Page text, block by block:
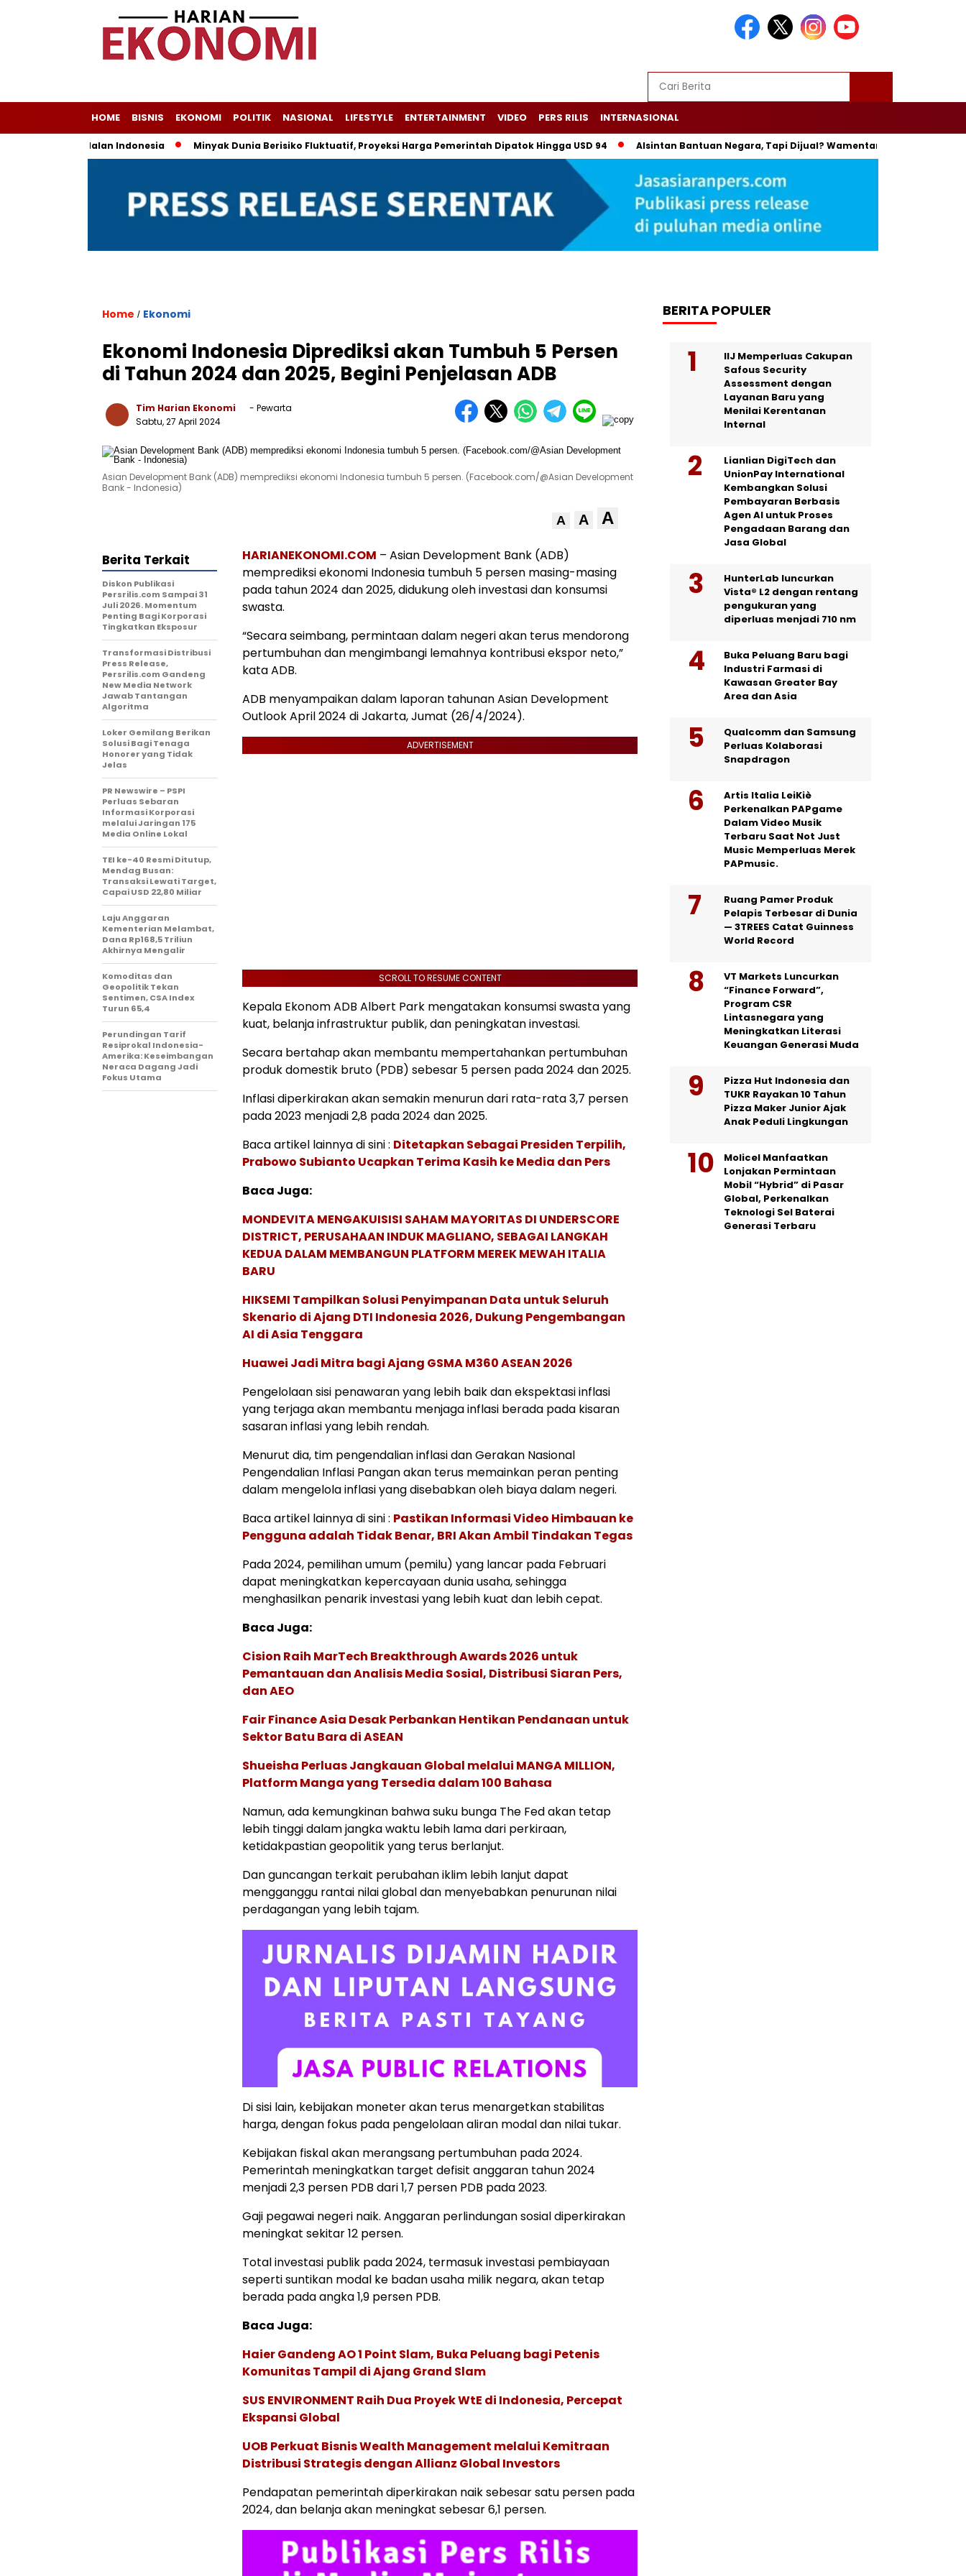
HOME BISNIS EKONOMI POLITIK NASIONAL LIFESTYLE ENTERTAINMENT VIDEO PERS RILIS INTERNASIONAL
Jadi Andalan Indonesia Minyak Dunia Berisiko Fluktuatif, Proyeksi Harga Pemerintah Dipatok Hingga USD 94 Alsintan Bantuan Negara, Tapi Dijual? Wamentan: Itu Bisa Dipenjara
Home / Ekonomi
Ekonomi Indonesia Diprediksi akan Tumbuh 5 Persen
di Tahun 2024 dan 2025, Begini Penjelasan ADB
Tim Harian Ekonomi
- Pewarta
Sabtu, 27 April 2024
Asian Development Bank (ADB) memprediksi ekonomi Indonesia tumbuh 5 persen. (Facebook.com/@Asian Development
Bank - Indonesia)
A A A
HARIANEKONOMI.COM – Asian Development Bank (ADB)
memprediksi ekonomi Indonesia tumbuh 5 persen masing-masing
pada tahun 2024 dan 2025, didukung oleh investasi dan konsumsi
swasta.
“Secara seimbang, permintaan dalam negeri akan terus mendorong
pertumbuhan dan mengimbangi lemahnya kontribusi ekspor neto,”
kata ADB.
ADB menyampaikan dalam laporan tahunan Asian Development
Outlook April 2024 di Jakarta, Jumat (26/4/2024).
ADVERTISEMENT
SCROLL TO RESUME CONTENT
Kepala Ekonom ADB Albert Park mengatakan konsumsi swasta yang
kuat, belanja infrastruktur publik, dan peningkatan investasi.
Secara bertahap akan membantu mempertahankan pertumbuhan
produk domestik bruto (PDB) sebesar 5 persen pada 2024 dan 2025.
Inflasi diperkirakan akan semakin menurun dari rata-rata 3,7 persen
pada 2023 menjadi 2,8 pada 2024 dan 2025.
Baca artikel lainnya di sini : Ditetapkan Sebagai Presiden Terpilih,
Prabowo Subianto Ucapkan Terima Kasih ke Media dan Pers
Baca Juga:
MONDEVITA MENGAKUISISI SAHAM MAYORITAS DI UNDERSCORE
DISTRICT, PERUSAHAAN INDUK MAGLIANO, SEBAGAI LANGKAH
KEDUA DALAM MEMBANGUN PLATFORM MEREK MEWAH ITALIA
BARU
HIKSEMI Tampilkan Solusi Penyimpanan Data untuk Seluruh
Skenario di Ajang DTI Indonesia 2026, Dukung Pengembangan
AI di Asia Tenggara
Huawei Jadi Mitra bagi Ajang GSMA M360 ASEAN 2026
Pengelolaan sisi penawaran yang lebih baik dan ekspektasi inflasi
yang terjaga akan membantu menjaga inflasi berada pada kisaran
sasaran inflasi yang lebih rendah.
Menurut dia, tim pengendalian inflasi dan Gerakan Nasional
Pengendalian Inflasi Pangan akan terus memainkan peran penting
dalam mengelola inflasi yang disebabkan oleh biaya dalam negeri.
Baca artikel lainnya di sini : Pastikan Informasi Video Himbauan ke
Pengguna adalah Tidak Benar, BRI Akan Ambil Tindakan Tegas
Pada 2024, pemilihan umum (pemilu) yang lancar pada Februari
dapat meningkatkan kepercayaan dunia usaha, sehingga
menghasilkan penarik investasi yang lebih kuat dan lebih cepat.
Baca Juga:
Cision Raih MarTech Breakthrough Awards 2026 untuk
Pemantauan dan Analisis Media Sosial, Distribusi Siaran Pers,
dan AEO
Fair Finance Asia Desak Perbankan Hentikan Pendanaan untuk
Sektor Batu Bara di ASEAN
Shueisha Perluas Jangkauan Global melalui MANGA MILLION,
Platform Manga yang Tersedia dalam 100 Bahasa
Namun, ada kemungkinan bahwa suku bunga The Fed akan tetap
lebih tinggi dalam jangka waktu lebih lama dari perkiraan,
ketidakpastian geopolitik yang terus berlanjut.
Dan guncangan terkait perubahan iklim lebih lanjut dapat
mengganggu rantai nilai global dan menyebabkan penurunan nilai
perdagangan yang lebih tajam.
Di sisi lain, kebijakan moneter akan terus menargetkan stabilitas
harga, dengan fokus pada pengelolaan aliran modal dan nilai tukar.
Kebijakan fiskal akan merangsang pertumbuhan pada 2024.
Pemerintah meningkatkan target defisit anggaran tahun 2024
menjadi 2,3 persen PDB dari 1,7 persen PDB pada 2023.
Gaji pegawai negeri naik. Anggaran perlindungan sosial diperkirakan
meningkat sekitar 12 persen.
Total investasi publik pada 2024, termasuk investasi pembiayaan
seperti suntikan modal ke badan usaha milik negara, akan tetap
berada pada angka 1,9 persen PDB.
Baca Juga:
Haier Gandeng AO 1 Point Slam, Buka Peluang bagi Petenis
Komunitas Tampil di Ajang Grand Slam
SUS ENVIRONMENT Raih Dua Proyek WtE di Indonesia, Percepat
Ekspansi Global
UOB Perkuat Bisnis Wealth Management melalui Kemitraan
Distribusi Strategis dengan Allianz Global Investors
Pendapatan pemerintah diperkirakan naik sebesar satu persen pada
2024, dan belanja akan meningkat sebesar 6,1 persen.
Berita Terkait
Diskon Publikasi
Persrilis.com Sampai 31
Juli 2026. Momentum
Penting Bagi Korporasi
Tingkatkan Eksposur
Transformasi Distribusi
Press Release,
Persrilis.com Gandeng
New Media Network
Jawab Tantangan
Algoritma
Loker Gemilang Berikan
Solusi Bagi Tenaga
Honorer yang Tidak
Jelas
PR Newswire – PSPI
Perluas Sebaran
Informasi Korporasi
melalui Jaringan 175
Media Online Lokal
TEI ke-40 Resmi Ditutup,
Mendag Busan:
Transaksi Lewati Target,
Capai USD 22,80 Miliar
Laju Anggaran
Kementerian Melambat,
Dana Rp168,5 Triliun
Akhirnya Mengalir
Komoditas dan
Geopolitik Tekan
Sentimen, CSA Index
Turun 65,4
Perundingan Tarif
Resiprokal Indonesia-
Amerika: Keseimbangan
Neraca Dagang Jadi
Fokus Utama
BERITA POPULER
IIJ Memperluas Cakupan
Safous Security
Assessment dengan
Layanan Baru yang
Menilai Kerentanan
Internal
Lianlian DigiTech dan
UnionPay International
Kembangkan Solusi
Pembayaran Berbasis
Agen AI untuk Proses
Pengadaan Barang dan
Jasa Global
HunterLab luncurkan
Vista® L2 dengan rentang
pengukuran yang
diperluas menjadi 710 nm
Buka Peluang Baru bagi
Industri Farmasi di
Kawasan Greater Bay
Area dan Asia
Qualcomm dan Samsung
Perluas Kolaborasi
Snapdragon
Artis Italia LeiKiè
Perkenalkan PAPgame
Dalam Video Musik
Terbaru Saat Not Just
Music Memperluas Merek
PAPmusic.
Ruang Pamer Produk
Pelapis Terbesar di Dunia
— 3TREES Catat Guinness
World Record
VT Markets Luncurkan
“Finance Forward”,
Program CSR
Lintasnegara yang
Meningkatkan Literasi
Keuangan Generasi Muda
Pizza Hut Indonesia dan
TUKR Rayakan 10 Tahun
Pizza Maker Junior Ajak
Anak Peduli Lingkungan
Molicel Manfaatkan
Lonjakan Permintaan
Mobil “Hybrid” di Pasar
Global, Perkenalkan
Teknologi Sel Baterai
Generasi Terbaru